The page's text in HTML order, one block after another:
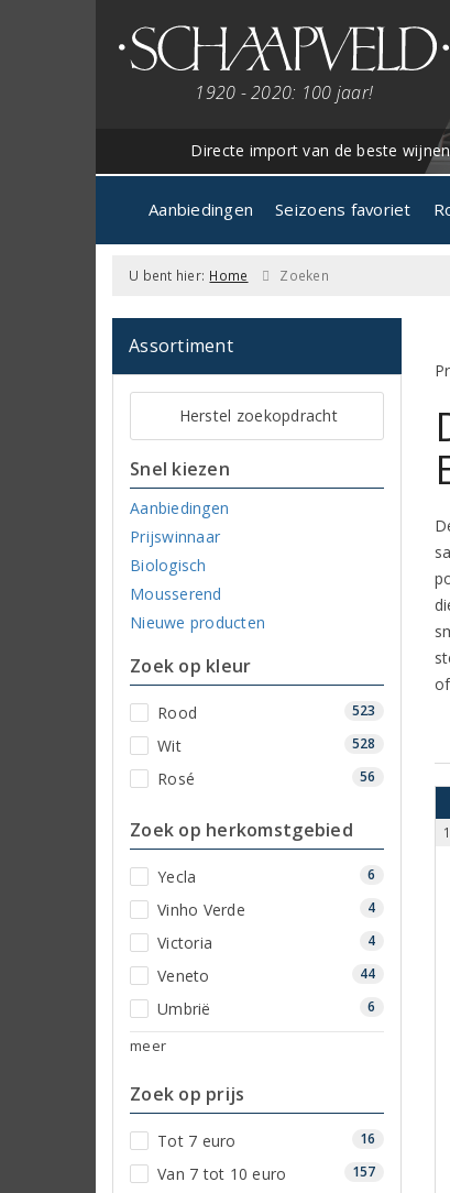
1920 - 2020: 100 jaar!
Directe import van de beste
Aanbiedingen Seizoens favoriet
U bent hier: Home Zoeken
Assortiment
Herstel zoekopdracht
Snel kiezen
Aanbiedingen
Prijswinnaar
Biologisch
Mousserend
Nieuwe producten
Zoek op kleur
Rood 523
Wit 528
Rosé 56
Zoek op herkomstgebied
Yecla 6
Vinho Verde 4
Victoria 4
Veneto 44
Umbrië 6
meer
Zoek op prijs
Tot 7 euro 16
Van 7 tot 10 euro 157